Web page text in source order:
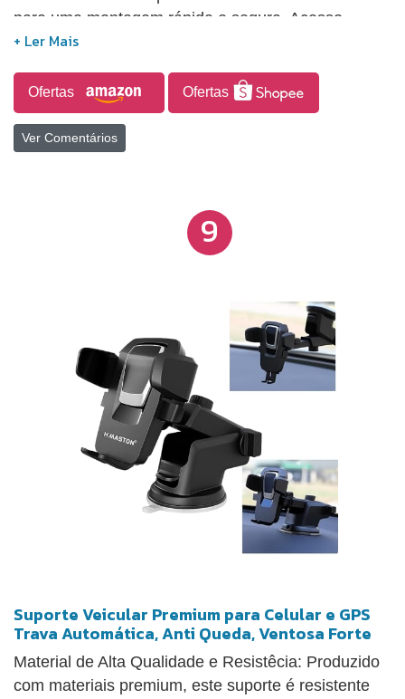
para uma montagem rápida e segura. Acesso
Prático: Posicione seu celular em um ângulo ideal
condução. Segurança Aprimorada: Mantenha as
mãos no volante e os olhos na estrada com este
suporte prático e sem fio. Compacto e Portátil:
Ofertas Ofertas
Ver Comentários
9
Suporte Veicular Premium para Celular e GPS
Trava Automática, Anti Queda, Ventosa Forte
Material de Alta Qualidade e Resistêcia: Produzido
com materiais premium, este suporte é resistente